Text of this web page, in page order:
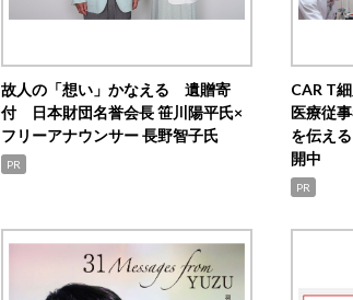
故人の「想い」かなえる 遺贈寄
付 日本財団名誉会長 笹川陽平氏×
フリーアナウンサー 長野智子氏
PR
CAR T
医療従
を伝え
開中
PR